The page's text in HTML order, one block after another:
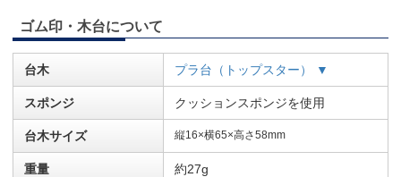
ゴム印・木台について
台木 プラ台（トップスター） ▼
スポンジ クッションスポンジを使用
台木サイズ 縦16×横65×高さ58mm
重量 約27g